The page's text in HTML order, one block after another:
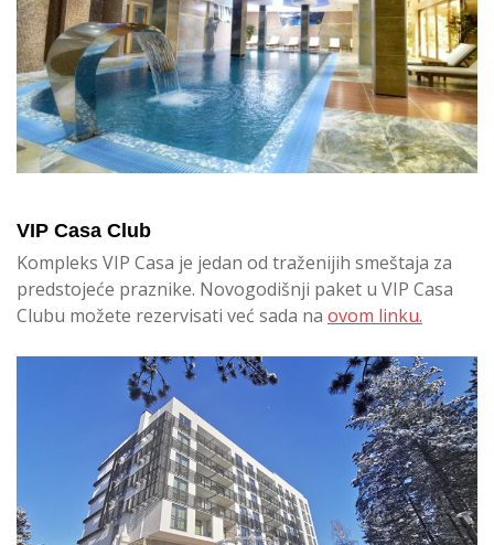
VIP Casa Club
Kompleks VIP Casa je jedan od traženijih smeštaja za
predstojeće praznike. Novogodišnji paket u VIP Casa
Clubu možete rezervisati već sada na ovom linku.